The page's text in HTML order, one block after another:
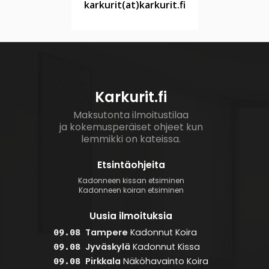
karkurit(at)karkurit.fi
Karkurit.fi
Maksutonta ilmoitustilaa
ja kokemusperäiset ohjeet kun
lemmikki on kateissa.
Etsintäohjeita
Kadonneen kissan etsiminen
Kadonneen koiran etsiminen
Uusia ilmoituksia
09.08 Tampere Kadonnut Koira
09.08 Jyväskylä Kadonnut Kissa
09.08 Pirkkala Näköhavainto Koira